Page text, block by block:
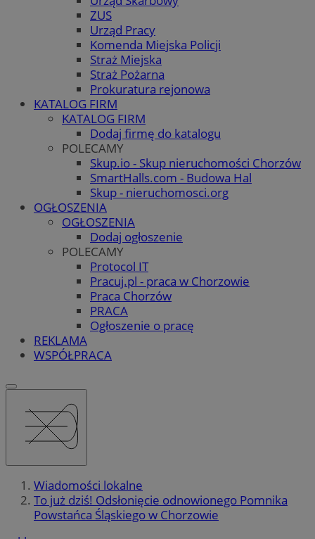
ZUS
Urząd Pracy
Komenda Miejska Policji
Straż Miejska
Straż Pożarna
Prokuratura rejonowa
KATALOG FIRM
KATALOG FIRM
Dodaj firmę do katalogu
POLECAMY
Skup.io - Skup nieruchomości Chorzów
SmartHalls.com - Budowa Hal
Skup - nieruchomosci.org
OGŁOSZENIA
OGŁOSZENIA
Dodaj ogłoszenie
POLECAMY
Protocol IT
Pracuj.pl - praca w Chorzowie
Praca Chorzów
PRACA
Ogłoszenie o pracę
REKLAMA
WSPÓŁPRACA
Wiadomości lokalne
To już dziś! Odsłonięcie odnowionego Pomnika
Powstańca Śląskiego w Chorzowie